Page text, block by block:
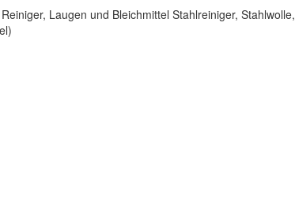
Laugen und Bleichmittel Stahlreiniger, Stahlwolle,